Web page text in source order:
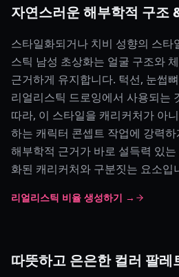
자연스러운 해부학적 구조
스타일화되거나 치비 성향의 스타
스틱 남성 초상화는 얼굴 구조와
근거하게 유지합니다. 턱선, 눈썹
리얼리스틱 드로잉에서 사용되는
따라, 이 스타일을 캐리커처가 아
하는 캐릭터 콘셉트 작업에 강력
해부학적 근거가 바로 설득력 있
화된 캐리커처와 구분짓는 요소입
리얼리스틱 비율 생성하기 →
따뜻하고 은은한 컬러 팔레